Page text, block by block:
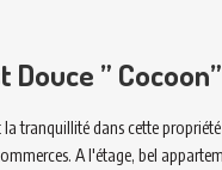
Douce ” Cocoon”
tranquillité dans cette
A l'étage, bel